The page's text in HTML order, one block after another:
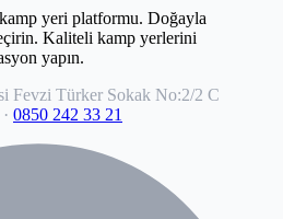
yeri platformu. Doğayla
Kaliteli kamp yerlerini
yapın.
Fevzi Türker Sokak No:2/2 C
· 0850 242 33 21